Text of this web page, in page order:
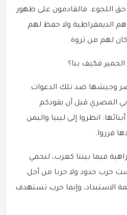
حق اللجوء. فالقادمون على ظهور
هم الديمقراطية ولا حفظ لهم
لهم من ثروة.
الحمير فكيف بنا؟
وجيشها ضد تلك الدعوات
المصري قبل أن يقودكم
انظروا إلى ليبيا واليمن
قرروا.
فيما بيننا كعرب، لنحمي
حرب حدود ولا حربا من أجل
الاستبداد، وإنما حرب تستهدف